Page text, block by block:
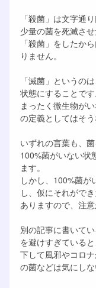
「殺菌」は文字通
少量の菌を死滅さ
「殺菌」をしたか
りません。
「滅菌」というの
状態にすることです
まったく微生物が
の定義としてはそう
いずれの言葉も、
100%菌がいない状
ます。
しかし、100%菌が
し、仮にそれがで
ありますので、注意
別の記事に書いて
を避けすぎている
下して風邪やコロ
の菌などは気にしな